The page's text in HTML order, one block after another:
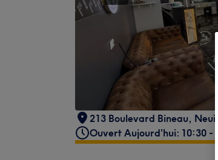
213 Boulevard Bineau,
Ouvert Aujourd'hui: 10:30 -